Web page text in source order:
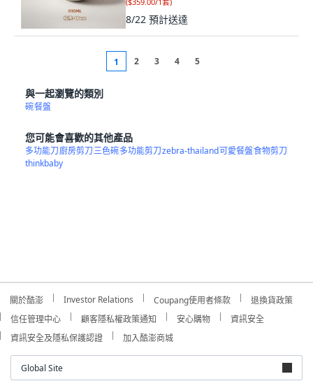
8/22 預計送達
1 2 3 4 5
與一起瀏覽的類別
碗餐盤
您可能會喜歡的其他產品
多功能刀廚房剪刀三色碗多功能剪刀zebra-thailand可愛餐盤食物剪刀
thinkbaby
關於酷澎 Investor Relations Coupang使用者條款
退換貨政策
信任管理中心
顧客隱私權政策通知 安心購物
資訊安全
資訊安全及隱私保護認證
加入酷澎商城
Global Site